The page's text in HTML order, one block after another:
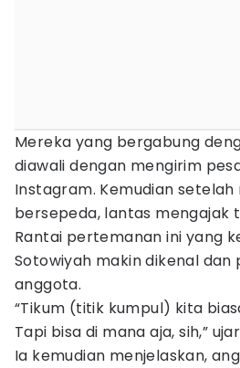
Mereka yang bergabung
diawali dengan mengirim
Instagram. Kemudian
bersepeda, lantas mengajak
Rantai pertemanan ini yang
Sotowiyah makin dikenal dan
anggota.
“Tikum (titik kumpul) kita
Tapi bisa di mana aja, sih,”
Ia kemudian menjelaskan,